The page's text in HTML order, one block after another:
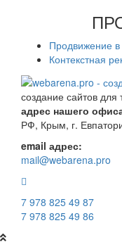
Продвижение в
Контекстная
создание сайтов для
адрес нашего
РФ, Крым, г.
email адрес:
mail@webarena.pro
7 978 825 49 87
7 978 825 49 86